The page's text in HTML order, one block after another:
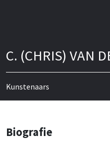
C. (CHRIS) VAN
Kunstenaars
Biografie